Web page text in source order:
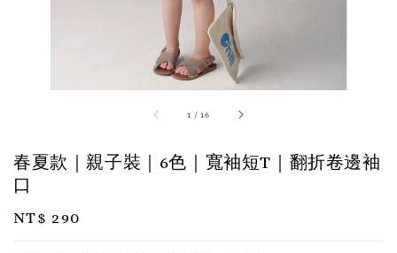
1 /16
春夏款｜親子裝｜6色｜寬袖短T｜翻折卷邊袖
口
Regular
NT$ 290